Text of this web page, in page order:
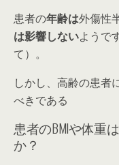
患者の年齢は外傷性
は影響しないようで
て）。
しかし、 高齢の患者
べきである
患者のBMIや体重
か？